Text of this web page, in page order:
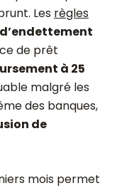
Les règles
de prêt
à 25
malgré les
des banques,
de
mois permet